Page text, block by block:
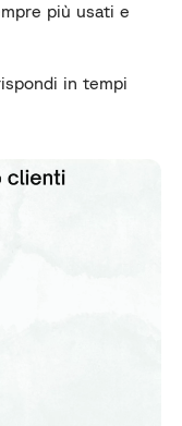
più usati e
in tempi